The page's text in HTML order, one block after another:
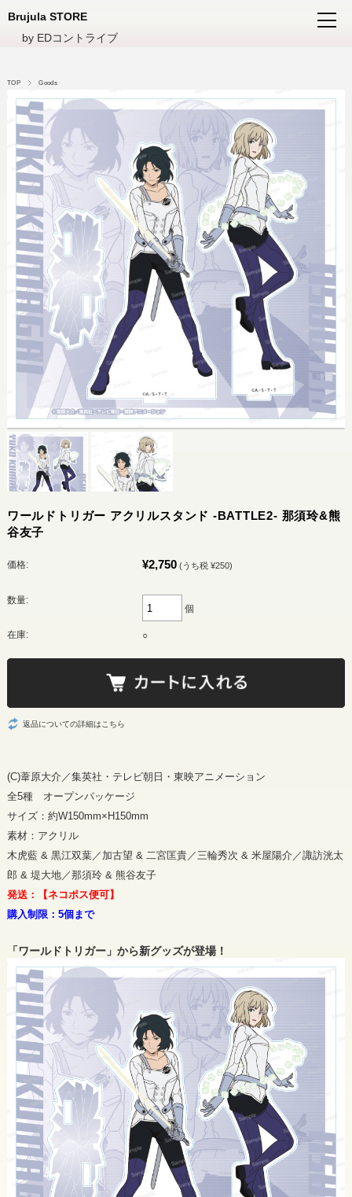
Brujula STORE
by EDコントライブ
TOP Goods
ワールドトリガー アクリルスタンド -BATTLE2- 那須玲&熊
谷友子
価格: ¥2,750 (うち税 ¥250)
数量:
個
在庫: ○
返品についての詳細はこちら
(C)葦原大介／集英社・テレビ朝日・東映アニメーション
全5種 オープンパッケージ
サイズ：約W150mm×H150mm
素材：アクリル
木虎藍 & 黒江双葉／加古望 & 二宮匡貴／三輪秀次 & 米屋陽介／諏訪洸太
郎 & 堤大地／那須玲 & 熊谷友子
発送：【ネコポス便可】
購入制限：5個まで
「ワールドトリガー」から新グッズが登場！